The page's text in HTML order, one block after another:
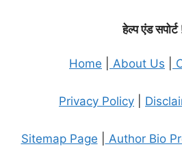
हेल्प एंड सपोर्ट
Home About Us
Privacy Policy
Sitemap Page Author Bio